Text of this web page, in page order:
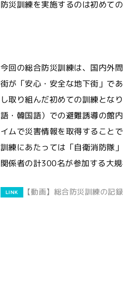
防災訓練を実施するのは初めて
今回の総合防災訓練は、国内外
街が「安心・安全な地下街」で
し取り組んだ初めての訓練とな
語・韓国語）での避難誘導の館
イムで災害情報を取得すること
訓練にあたっては「自衛消防隊
関係者の計300名が参加する大規
LINK 【動画】総合防災訓練の記